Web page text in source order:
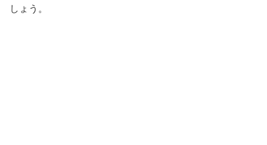
しょう。